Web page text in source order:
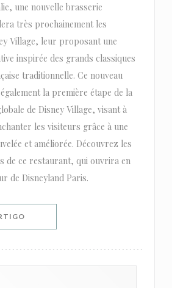
une nouvelle brasserie
très prochainement les
Village, leur proposant une
inspirée des grands classiques
traditionnelle. Ce nouveau
la première étape de la
de Disney Village, visant à
les visiteurs grâce à une
et améliorée. Découvrez les
de ce restaurant, qui ouvrira en
de Disneyland Paris.
((ABRE NUMA NOVA JANELA))